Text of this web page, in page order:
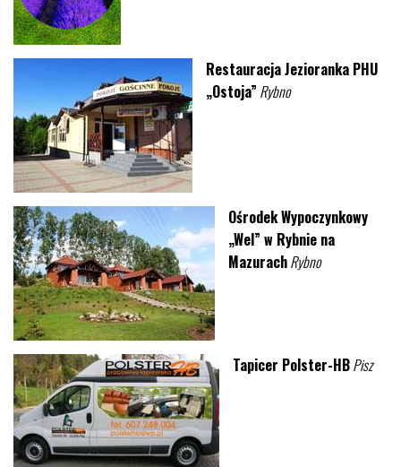
Restauracja Jezioranka PHU
„Ostoja” Rybno
Ośrodek Wypoczynkowy
„Wel” w Rybnie na
MazurachRybno
Tapicer Polster-HBPisz